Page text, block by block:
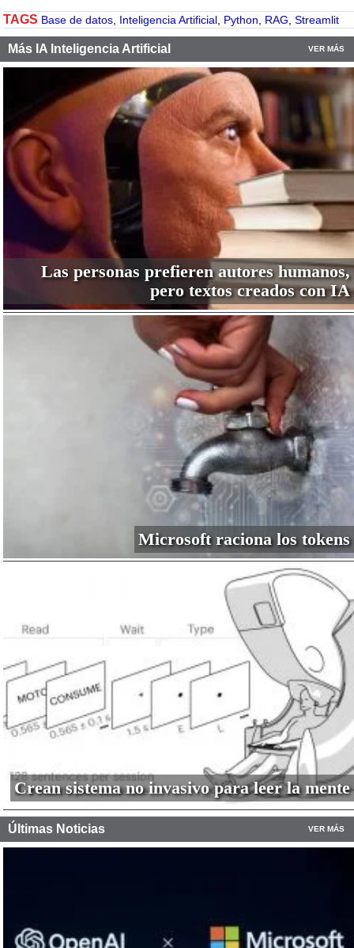
TAGS Base de datos Inteligencia Artificial Python RAG Streamlit
Más IA Inteligencia Artificial VER MÁS
Las personas prefieren autores humanos,
pero textos creados con IA
Microsoft raciona los tokens
Crean sistema no invasivo para leer la mente
Últimas Noticias VER MÁS